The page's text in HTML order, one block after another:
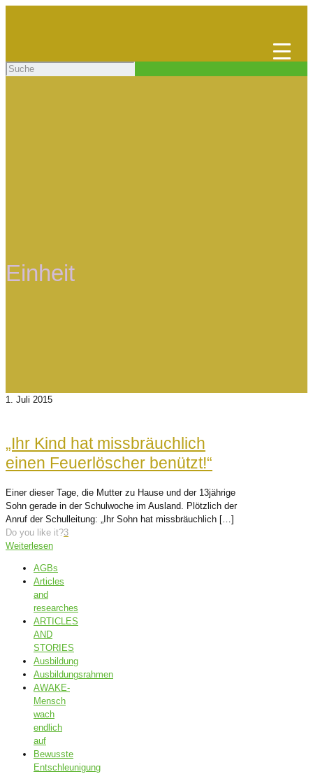
Einheit
1. Juli 2015
„Ihr Kind hat missbräuchlich
einen Feuerlöscher benützt!“
Einer dieser Tage, die Mutter zu Hause und der 13jährige
Sohn gerade in der Schulwoche im Ausland. Plötzlich der
Anruf der Schulleitung: „Ihr Sohn hat missbräuchlich […]
Do you like it?3
Weiterlesen
AGBs
Articles
and
researches
ARTICLES
AND
STORIES
Ausbildung
Ausbildungsrahmen
AWAKE-
Mensch
wach
endlich
auf
Bewusste
Entschleunigung